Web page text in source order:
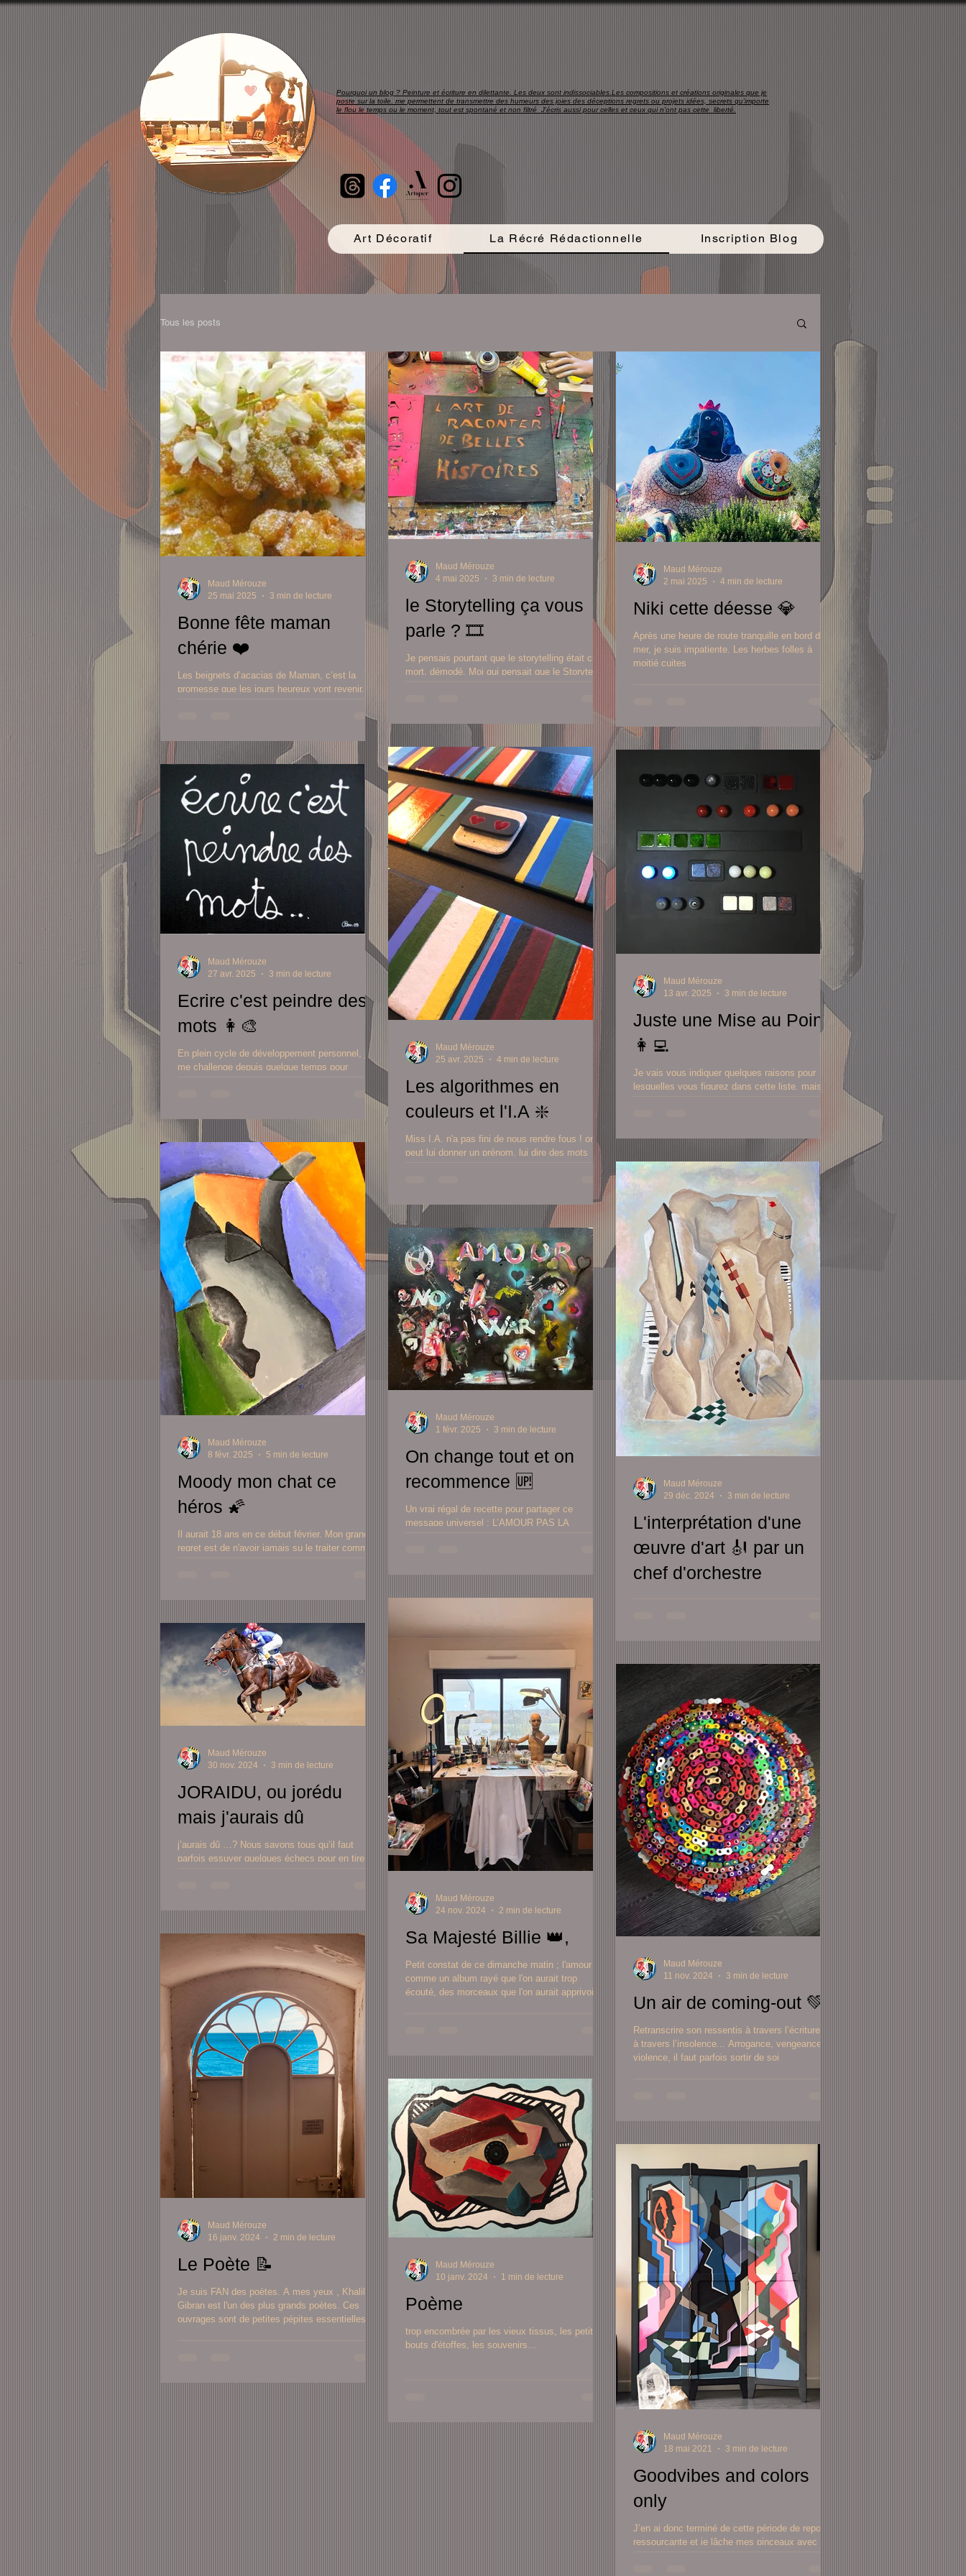
Pourquoi un blog ? Peinture et écriture en dilettante. Les deux sont indissociables.Les compositions et créations originales que je
poste sur la toile. me permettent de transmettre des humeurs des joies des déceptions regrets ou projets idées, secrets qu'importe
le flou le temps ou le moment, tout est spontané et non filtré J'écris aussi pour celles et ceux qui n'ont pas cette liberté.
Art Décoratif La Récré Rédactionnelle Inscription Blog
Tous les posts
Bonne fête maman
chérie ❤️
Les beignets d’acacias de Maman, c’est la
promesse que les jours heureux vont revenir,
Maud Mérouze
25 mai 2025
3 min de lecture
le Storytelling ça vous
parle ? 🎞
Je pensais pourtant que le storytelling était cuit,
mort, démodé. Moi qui pensait que le Storytelling
Maud Mérouze
4 mai 2025
3 min de lecture
Niki cette déesse 💎
Après une heure de route tranquille en bord de
mer, je suis impatiente. Les herbes folles à
moitié cuites
Maud Mérouze
2 mai 2025
4 min de lecture
Ecrire c'est peindre des
mots 👩‍🎨
En plein cycle de développement personnel, je
me challenge depuis quelque temps pour
Maud Mérouze
27 avr. 2025
3 min de lecture
Les algorithmes en
couleurs et l'I.A ❇️
Miss I.A. n'a pas fini de nous rendre fous ! on
peut lui donner un prénom, lui dire des mots
français "OBVIOUS" .
Maud Mérouze
25 avr. 2025
4 min de lecture
Juste une Mise au Point
👩‍💻
Je vais vous indiquer quelques raisons pour
lesquelles vous figurez dans cette liste, mais si
Maud Mérouze
13 avr. 2025
3 min de lecture
Moody mon chat ce
héros 🌠
Il aurait 18 ans en ce début février. Mon grand
regret est de n'avoir jamais su le traiter comme
Maud Mérouze
8 févr. 2025
5 min de lecture
On change tout et on
recommence 🆙
Un vrai régal de recette pour partager ce
message universel : L’AMOUR PAS LA
Maud Mérouze
1 févr. 2025
3 min de lecture
L'interprétation d'une
œuvre d'art 🎻 par un
chef d'orchestre
Maud Mérouze
29 déc. 2024
3 min de lecture
JORAIDU, ou jorédu
mais j'aurais dû
j’aurais dû …? Nous savons tous qu’il faut
parfois essuyer quelques échecs pour en tirer
Maud Mérouze
30 nov. 2024
3 min de lecture
Sa Majesté Billie 👑,
Petit constat de ce dimanche matin ; l'amour est
comme un album rayé que l'on aurait trop
écouté, des morceaux que l'on aurait apprivoisé
Maud Mérouze
24 nov. 2024
2 min de lecture
Un air de coming-out 💚
Retranscrire son ressentis à travers l’écriture ou
à travers l’insolence... Arrogance, vengeance ou
violence, il faut parfois sortir de soi
Maud Mérouze
11 nov. 2024
3 min de lecture
Le Poète 📝
Je suis FAN des poètes. A mes yeux , Khalil
Gibran est l'un des plus grands poètes. Ces
ouvrages sont de petites pépites essentielles ....
Maud Mérouze
16 janv. 2024
2 min de lecture
Poème
trop encombrée par les vieux tissus, les petits
bouts d'étoffes, les souvenirs...
Maud Mérouze
10 janv. 2024
1 min de lecture
Goodvibes and colors
only
J’en ai donc terminé de cette période de repos si
ressourçante et je lâche mes pinceaux avec
Maud Mérouze
18 mai 2021
3 min de lecture